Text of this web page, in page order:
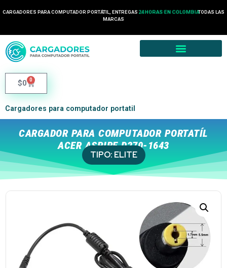
CARGADORES PARA COMPUTADOR PORTÁTIL, ENTREGAS 24 HORAS EN COLOMBIATODAS LAS
MARCAS
$0 0
Cargadores para computador portatil
CARGADOR PARA COMPUTADOR PORTATÍL
ACER ASPIRE D270-1643
TIPO: ELITE